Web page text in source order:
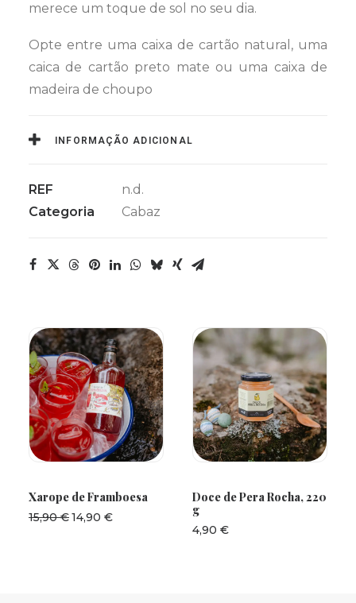
merece um toque de sol no seu dia.
Opte entre uma caixa de cartão natural, uma
caica de cartão preto mate ou uma caixa de
madeira de choupo
INFORMAÇÃO ADICIONAL
REF
n.d.
Categoria
Cabaz
Xarope de Framboesa
15,90€O
14,90 €
Doce de Pera Rocha, 220
g
4,90 €